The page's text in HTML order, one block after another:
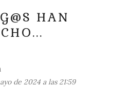
HAN
de 2024 a las 21:59